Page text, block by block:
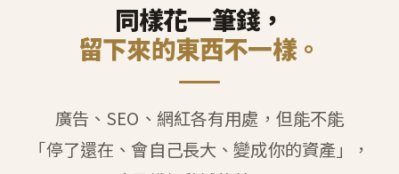
同樣花一筆錢，
留下來的東西不一樣。
廣告、SEO、網紅各有用處，但能不能
「停了還在、會自己長大、變成你的資產」，